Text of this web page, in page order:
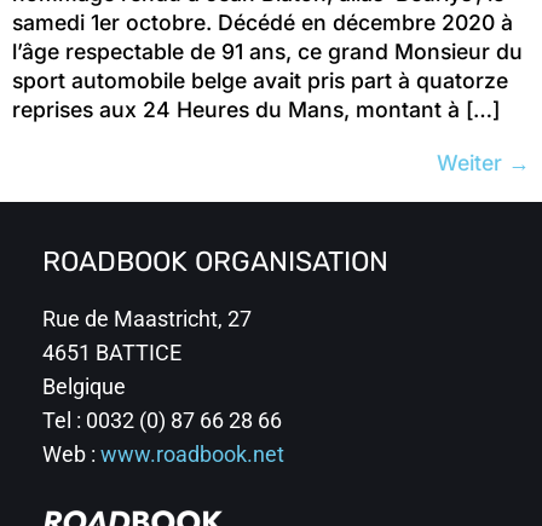
samedi 1er octobre. Décédé en décembre 2020 à
l’âge respectable de 91 ans, ce grand Monsieur du
sport automobile belge avait pris part à quatorze
reprises aux 24 Heures du Mans, montant à […]
Weiter →
ROADBOOK ORGANISATION
Rue de Maastricht, 27
4651 BATTICE
Belgique
Tel : 0032 (0) 87 66 28 66
Web :www.roadbook.net